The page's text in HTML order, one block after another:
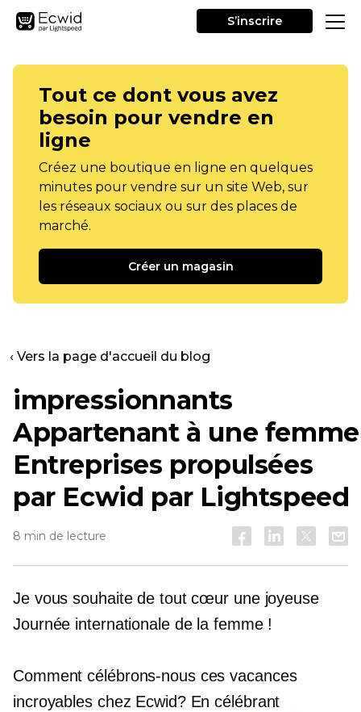
S’inscrire
Tout ce dont vous avez
besoin pour vendre en
ligne
Créez une boutique en ligne en quelques
minutes pour vendre sur un site Web, sur
les réseaux sociaux ou sur des places de
marché.
Créer un magasin
‹ Vers la page d'accueil du blog
impressionnants
Appartenant à une femme
Entreprises propulsées
par Ecwid par Lightspeed
8 min de lecture
Je vous souhaite de tout cœur une joyeuse
Journée internationale de la femme !
Comment célébrons-nous ces vacances
incroyables chez Ecwid? En célébrant